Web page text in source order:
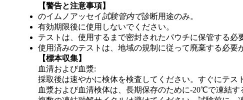
【警告と注意事項】
のイムノアッセイ試験管内で診断用途のみ。
有効期限後に使用しないでください。
テストは、使用するまで密封されたパウチに保管する必
使用済みのテストは、地域の規制に従って廃棄する必要
【標本収集】
血清および血漿:
採取後は速やかに検体を検査してください。すぐにテス
血漿および血清検体は、長期保存のために-20℃で凍結す